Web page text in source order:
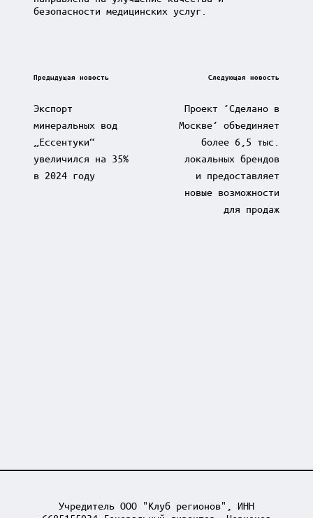
безопасности медицинских услуг.
Post
Предыдущая новость
Экспорт
минеральных вод
„Ессентуки“
увеличился на 35%
в 2024 году
Следующая новость
Проект ‘Сделано в
Москве’ объединяет
более 6,5 тыс.
локальных брендов
и предоставляет
новые возможности
для продаж
Учредитель ООО "Клуб регионов", ИНН